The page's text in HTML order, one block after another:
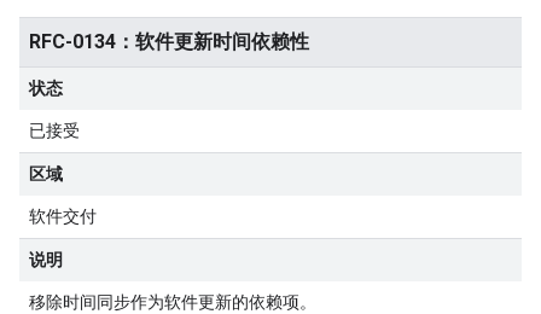
RFC-0134：软件更新时间依赖性
状态
已接受
区域
软件交付
说明
移除时间同步作为软件更新的依赖项。